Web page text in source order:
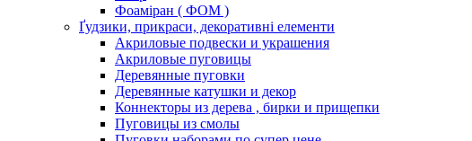
Фоаміран ( ФОМ )
Ґудзики, прикраси, декоративні елементи
Акриловые подвески и украшения
Акриловые пуговицы
Деревянные пуговки
Деревянные катушки и декор
Коннекторы из дерева , бирки и прищепки
Пуговицы из смолы